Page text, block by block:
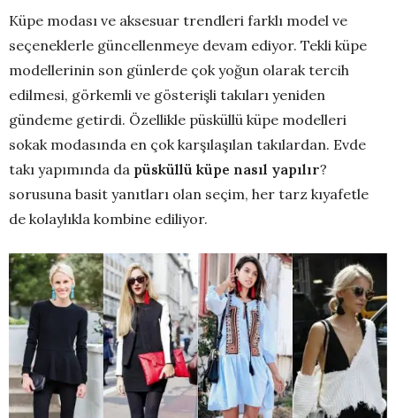
Küpe modası ve aksesuar trendleri farklı model ve
seçeneklerle güncellenmeye devam ediyor. Tekli küpe
modellerinin son günlerde çok yoğun olarak tercih
edilmesi, görkemli ve gösterişli takıları yeniden
gündeme getirdi. Özellikle püsküllü küpe modelleri
sokak modasında en çok karşılaşılan takılardan. Evde
takı yapımında da püsküllü küpe nasıl yapılır?
sorusuna basit yanıtları olan seçim, her tarz kıyafetle
de kolaylıkla kombine ediliyor.